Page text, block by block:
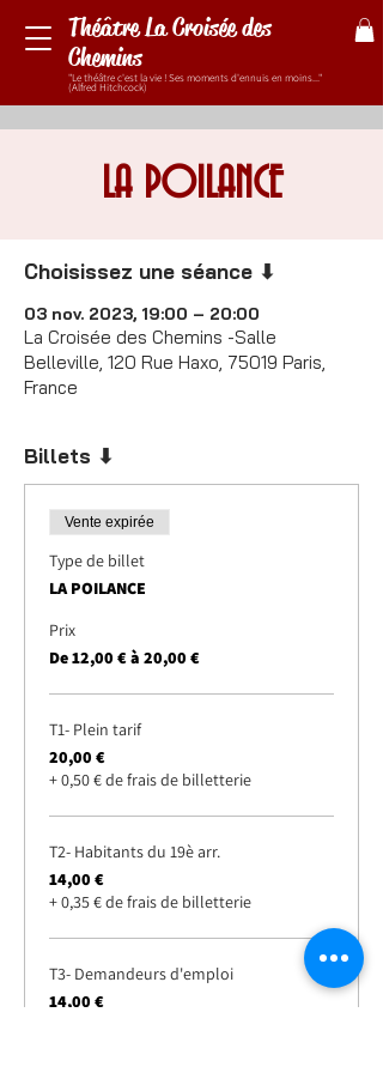
Théâtre La Croisée des
Chemins
"Le théâtre c'est la vie ! Ses moments d'ennuis en moins..."
(Alfred Hitchcock)
LA POILANCE
Choisissez une séance ⬇
03 nov. 2023, 19:00 – 20:00
La Croisée des Chemins -Salle
Belleville, 120 Rue Haxo, 75019 Paris,
France
Billets ⬇
Vente expirée
Type de billet
LA POILANCE
Prix
De 12,00 € à 20,00 €
T1- Plein tarif
20,00 €
+ 0,50 € de frais de billetterie
T2- Habitants du 19è arr.
14,00 €
+ 0,35 € de frais de billetterie
T3- Demandeurs d'emploi
14,00 €